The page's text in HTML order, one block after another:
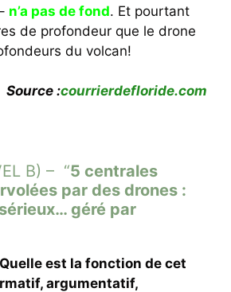
n’a pas de fond. Et pourtant
de profondeur que le drone
du volcan!
Source :courrierdefloride.com
B) – “5 centrales
par des drones :
géré par
Quelle est la fonction de cet
argumentatif,